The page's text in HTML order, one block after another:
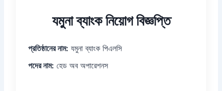
যমুনা ব্যাংক নিয়োগ বিজ্ঞপ্তি
প্রতিষ্ঠানের নাম: যমুনা ব্যাংক পিএলসি
পদের নাম: হেড অব অপারেশনস